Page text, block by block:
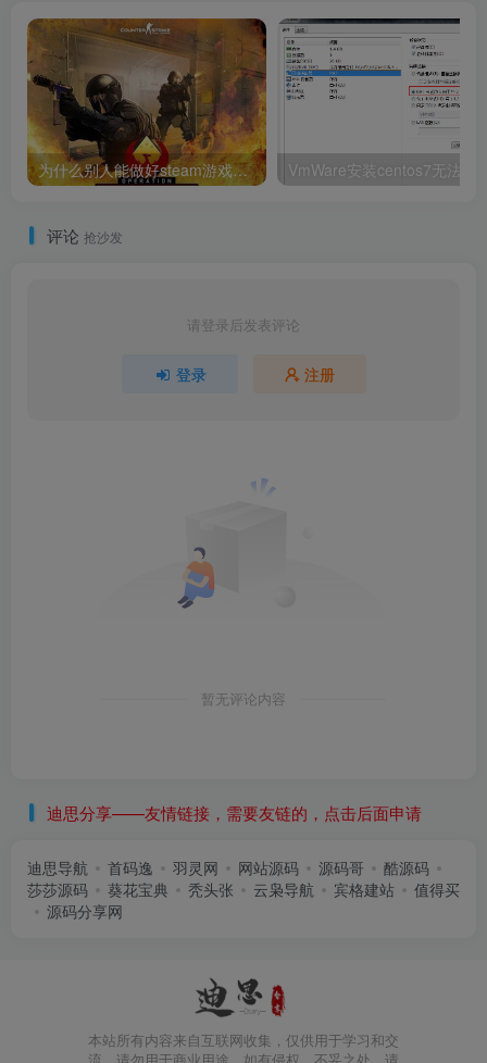
为什么别人能做好steam游戏搬砖而你不能？
评论 抢沙发
请登录后发表评论
登录 注册
暂无评论内容
迪思分享——友情链接，需要友链的，点击后面申请
迪思导航 首码逸 羽灵网 网站源码 源码哥
酷源码
莎莎源码
葵花宝典 秃头张 云枭导航 宾格建站
值得买
源码分享网
本站所有内容来自互联网收集，仅供用于学习和交
流，请勿用于商业用途。如有侵权、不妥之处，请